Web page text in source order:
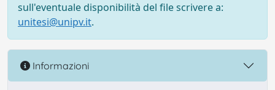
sull'eventuale disponibilità del file scrivere a:
unitesi@unipv.it.
Informazioni